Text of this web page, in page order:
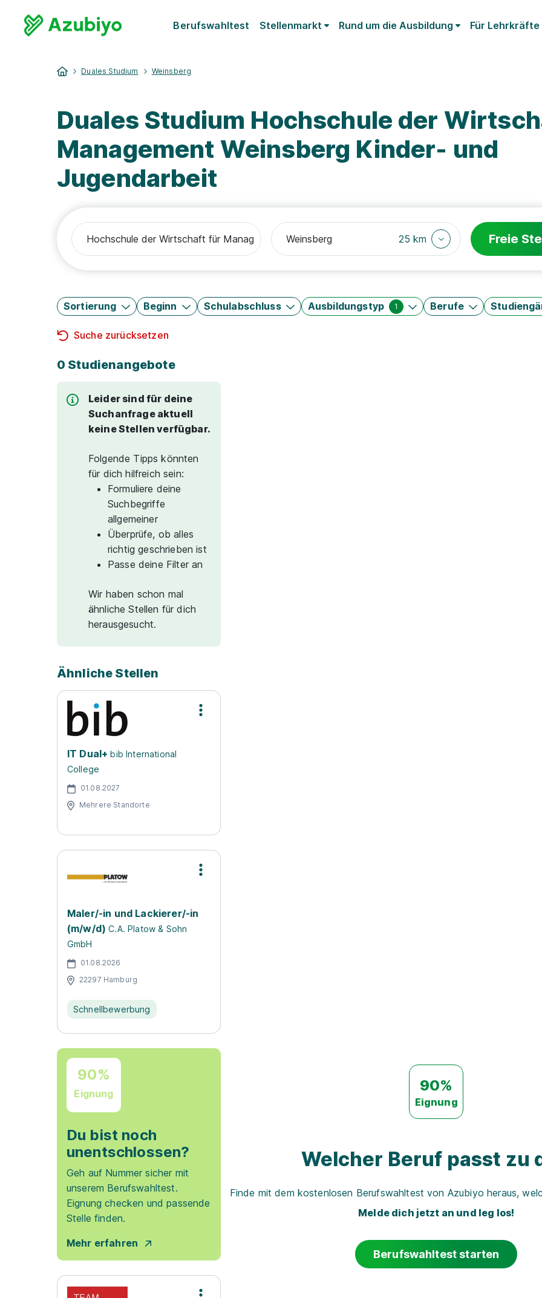
Berufswahltest Stellenmarkt Rund um die Ausbildung Für Lehrkräfte
Duales Studium Weinsberg
Duales Studium Hochschule der
Management Weinsberg Kinder- und
Jugendarbeit
25 km Freie
Sortierung Beginn Schulabschluss Ausbildungstyp 1 Berufe
Suche zurücksetzen
0 Studienangebote
Leider sind für deine
Suchanfrage aktuell
keine Stellen verfügbar.
Folgende Tipps könnten
für dich hilfreich sein:
Formuliere deine
Suchbegriffe
allgemeiner
Überprüfe, ob alles
richtig geschrieben ist
Passe deine Filter an
Wir haben schon mal
ähnliche Stellen für dich
herausgesucht.
Ähnliche Stellen
IT Dual+ bib International
College
01.08.2027
Mehrere Standorte
Maler/-in und Lackierer/-in
(m/w/d) C.A. Platow & Sohn
GmbH
01.08.2026
22297 Hamburg
Schnellbewerbung
90%
Eignung
Du bist noch
unentschlossen?
Geh auf Nummer sicher mit
unserem Berufswahltest.
Eignung checken und passende
Stelle finden.
Mehr erfahren
90%
Eignung
Welcher Beruf passt zu
Finde mit dem kostenlosen Berufswahltest von Azubiyo heraus,
Melde dich jetzt an und leg los!
Berufswahltest starten